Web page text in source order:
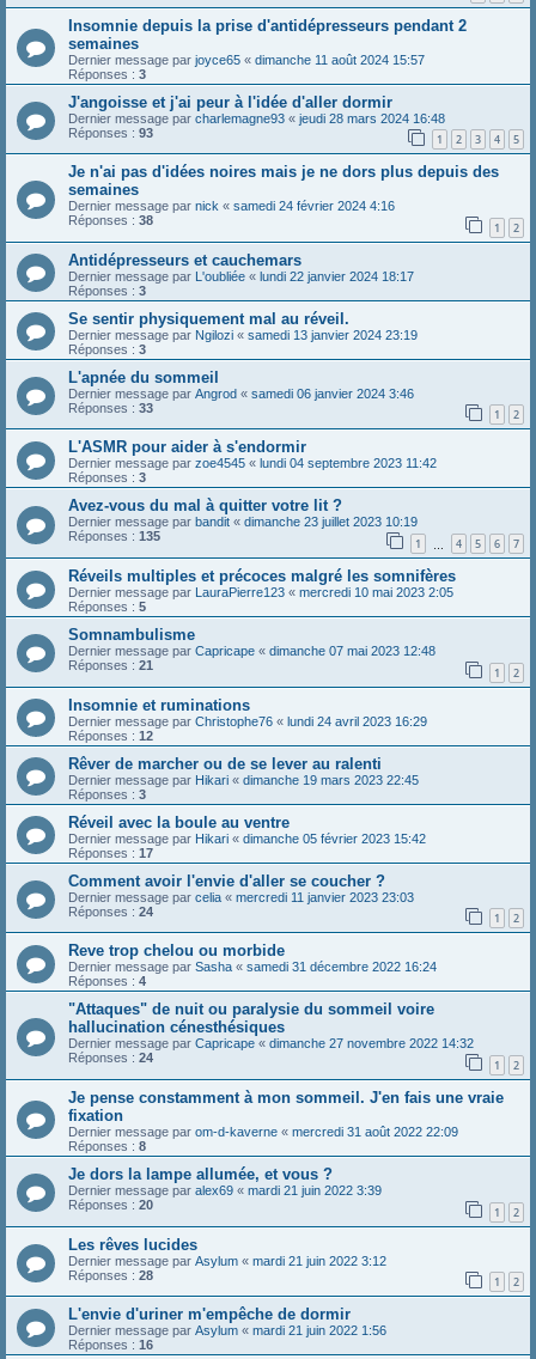
Insomnie depuis la prise d'antidépresseurs pendant 2
semaines
Dernier message par joyce65 « dimanche 11 août 2024 15:57
Réponses : 3
J'angoisse et j'ai peur à l'idée d'aller dormir
Dernier message par charlemagne93 « jeudi 28 mars 2024 16:48
Réponses : 93 1 2 3 4 5
Je n'ai pas d'idées noires mais je ne dors plus depuis des
semaines
Dernier message par nick « samedi 24 février 2024 4:16
Réponses : 38 1 2
Antidépresseurs et cauchemars
Dernier message par L'oubliée « lundi 22 janvier 2024 18:17
Réponses : 3
Se sentir physiquement mal au réveil.
Dernier message par Ngilozi « samedi 13 janvier 2024 23:19
Réponses : 3
L'apnée du sommeil
Dernier message par Angrod « samedi 06 janvier 2024 3:46
Réponses : 33 1 2
L'ASMR pour aider à s'endormir
Dernier message par zoe4545 « lundi 04 septembre 2023 11:42
Réponses : 3
Avez-vous du mal à quitter votre lit ?
Dernier message par bandit « dimanche 23 juillet 2023 10:19
Réponses : 135 1 4 5 6 7
Réveils multiples et précoces malgré les somnifères
Dernier message par LauraPierre123 « mercredi 10 mai 2023 2:05
Réponses : 5
Somnambulisme
Dernier message par Capricape « dimanche 07 mai 2023 12:48
Réponses : 21 1 2
Insomnie et ruminations
Dernier message par Christophe76 « lundi 24 avril 2023 16:29
Réponses : 12
Rêver de marcher ou de se lever au ralenti
Dernier message par Hikari « dimanche 19 mars 2023 22:45
Réponses : 3
Réveil avec la boule au ventre
Dernier message par Hikari « dimanche 05 février 2023 15:42
Réponses : 17
Comment avoir l'envie d'aller se coucher ?
Dernier message par celia « mercredi 11 janvier 2023 23:03
Réponses : 24 1 2
Reve trop chelou ou morbide
Dernier message par Sasha « samedi 31 décembre 2022 16:24
Réponses : 4
"Attaques" de nuit ou paralysie du sommeil voire
hallucination cénesthésiques
Dernier message par Capricape « dimanche 27 novembre 2022 14:32
Réponses : 24 1 2
Je pense constamment à mon sommeil. J'en fais une vraie
fixation
Dernier message par om-d-kaverne « mercredi 31 août 2022 22:09
Réponses : 8
Je dors la lampe allumée, et vous ?
Dernier message par alex69 « mardi 21 juin 2022 3:39
Réponses : 20 1 2
Les rêves lucides
Dernier message par Asylum « mardi 21 juin 2022 3:12
Réponses : 28 1 2
L'envie d'uriner m'empêche de dormir
Dernier message par Asylum « mardi 21 juin 2022 1:56
Réponses : 16